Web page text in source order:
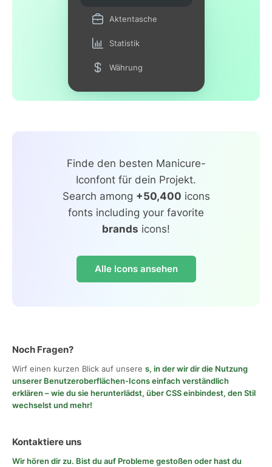
Aktentasche
Statistik
Währung
Finde den besten Manicure-
Iconfont für dein Projekt.
Search among +50,400 icons
fonts including your favorite
brands icons!
Alle Icons ansehen
Noch Fragen?
Wirf einen kurzen Blick auf unsere s, in der wir dir die Nutzung
unserer Benutzeroberflächen-Icons einfach verständlich
erklären – wie du sie herunterlädst, über CSS einbindest, den Stil
wechselst und mehr!
Kontaktiere uns
Wir hören dir zu. Bist du auf Probleme gestoßen oder hast du